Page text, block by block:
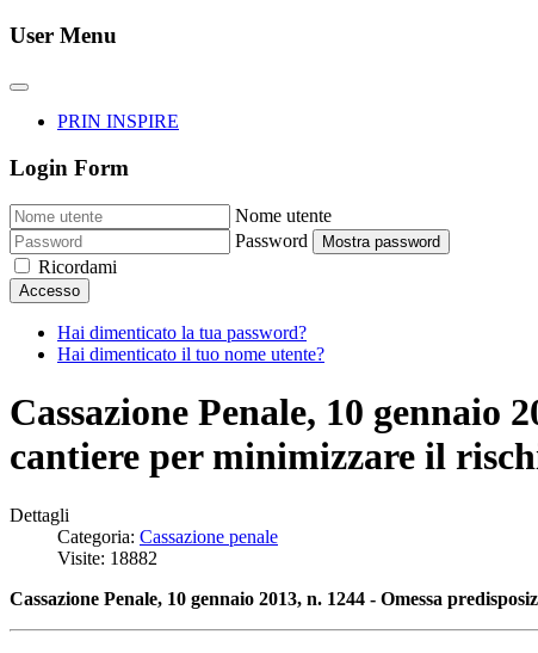
User Menu
PRIN INSPIRE
Login Form
Nome utente
Password
Mostra password
Ricordami
Accesso
Hai dimenticato la tua password?
Hai dimenticato il tuo nome utente?
Cassazione Penale, 10 gennaio
cantiere per minimizzare il
Dettagli
Categoria: Cassazione penale
Visite: 18882
Cassazione Penale, 10 gennaio 2013, n. 1244 - Omessa